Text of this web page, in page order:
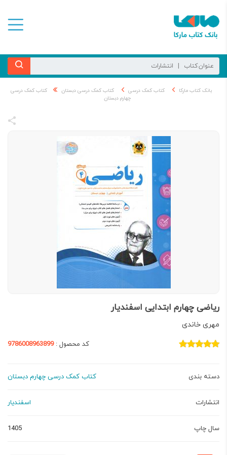
بانک کتاب مارکا کتاب کمک درسی کتاب کمک درسی دبستان
کتاب کمک درسی
چهارم دبستان
ریاضی چهارم ابتدایی اسفندیار
مهری خاندی
کد محصول :9786008963899
دسته بندی کتاب کمک درسی چهارم دبستان
انتشارات اسفندیار
سال چاپ 1405